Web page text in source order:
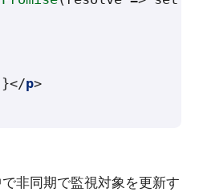
}</p>
で非同期で監視対象を更新す